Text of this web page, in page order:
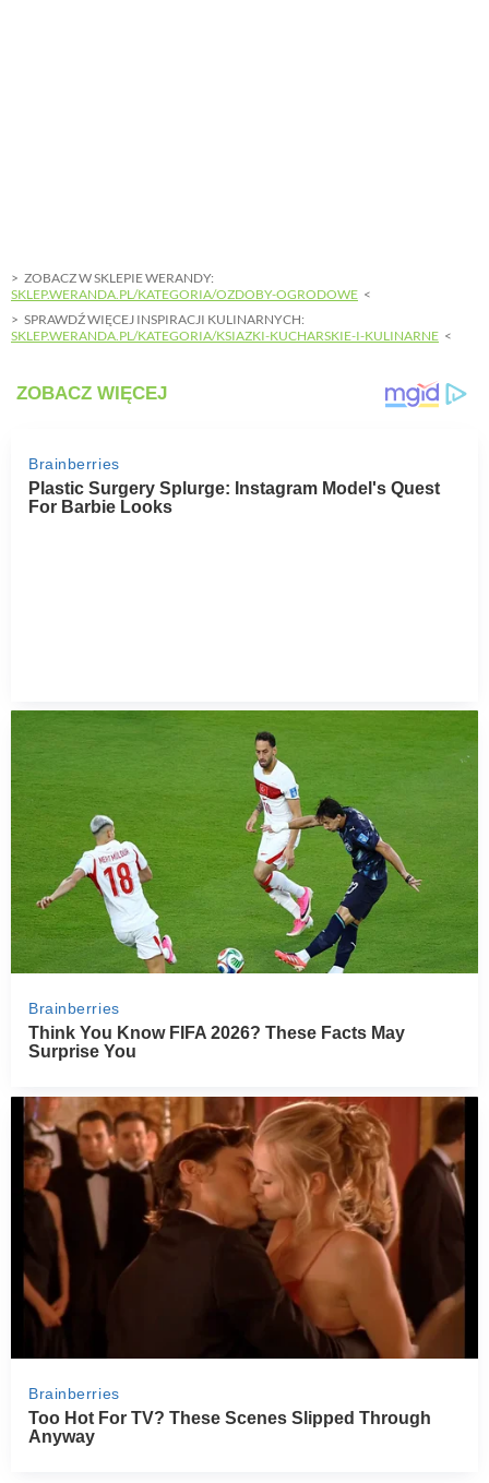
ZOBACZ W SKLEPIE WERANDY:
SKLEP.WERANDA.PL/KATEGORIA/OZDOBY-OGRODOWE
SPRAWDŹ WIĘCEJ INSPIRACJI KULINARNYCH:
SKLEP.WERANDA.PL/KATEGORIA/KSIAZKI-KUCHARSKIE-I-KULINARNE